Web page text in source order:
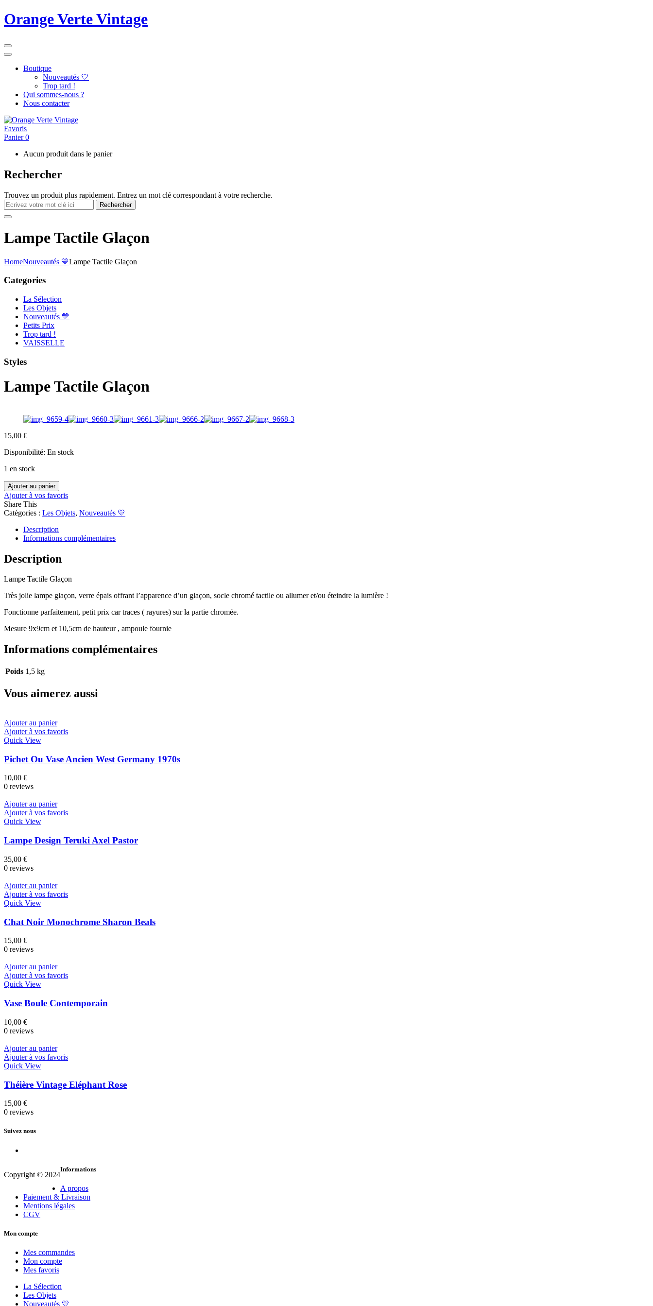
Orange Verte Vintage
Boutique
Nouveautés 💛
Trop tard !
Qui sommes-nous ?
Nous contacter
Favoris
Panier0
Aucun produit dans le panier
Rechercher
Trouvez un produit plus rapidement. Entrez un mot clé correspondant à votre recherche.
Rechercher
Lampe Tactile Glaçon
HomeNouveautés 💛Lampe Tactile Glaçon
Categories
La Sélection
Les Objets
Nouveautés 💛
Petits Prix
Trop tard !
VAISSELLE
Styles
Lampe Tactile Glaçon
15,00 €
Disponibilité: En stock
1 en stock
quantité
de
Lampe
Tactile
Glaçon
Ajouter au panier
Ajouter à vos favoris
Share This
Catégories : Les Objets, Nouveautés 💛
Description
Informations complémentaires
Description
Lampe Tactile Glaçon
Très jolie lampe glaçon, verre épais offrant l’apparence d’un glaçon, socle chromé tactile ou allumer et/ou éteindre la lumière !
Fonctionne parfaitement, petit prix car traces ( rayures) sur la partie chromée.
Mesure 9x9cm et 10,5cm de hauteur , ampoule fournie
Informations complémentaires
Poids 1,5 kg
Vous aimerez aussi
Ajouter au panier
Ajouter à vos favoris
Quick View
Pichet Ou Vase Ancien West Germany 1970s
10,00 €
0 reviews
Ajouter au panier
Ajouter à vos favoris
Quick View
Lampe Design Teruki Axel Pastor
35,00 €
0 reviews
Ajouter au panier
Ajouter à vos favoris
Quick View
Chat Noir Monochrome Sharon Beals
15,00 €
0 reviews
Ajouter au panier
Ajouter à vos favoris
Quick View
Vase Boule Contemporain
10,00 €
0 reviews
Ajouter au panier
Ajouter à vos favoris
Quick View
Théière Vintage Eléphant Rose
15,00 €
0 reviews
Suivez nous
Copyright © 2024
Informations
A propos
Paiement & Livraison
Mentions légales
CGV
Mon compte
Mes commandes
Mon compte
Mes favoris
La Sélection
Les Objets
Nouveautés 💛